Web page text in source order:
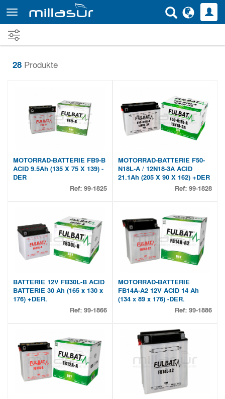
zum
Inhalt
28 Produkte
MOTORRAD-BATTERIE FB9-B
ACID 9.5Ah (135 X 75 X 139) -
DER
Ref: 99-1825
MOTORRAD-BATTERIE F50-
N18L-A / 12N18-3A ACID
21.1Ah (205 X 90 X 162) +DER
Ref: 99-1828
BATTERIE 12V FB30L-B ACID
BATTERIE 30 Ah (165 x 130 x
176) +DER.
Ref: 99-1866
MOTORRAD-BATTERIE
FB14A-A2 12V ACID 14 Ah
(134 x 89 x 176) -DER.
Ref: 99-1886